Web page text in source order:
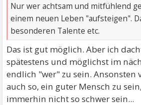
Nur wer achtsam und mitfühlend
einem neuen Leben "aufsteigen".
besonderen Talente etc.
Das ist gut möglich. Aber ich
spätestens und möglichst im
endlich "wer" zu sein. Ansonsten
auch so, ein guter Mensch zu
immerhin nicht so schwer sein...